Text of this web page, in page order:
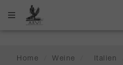
Home Weine Italien